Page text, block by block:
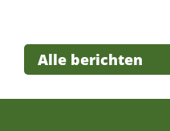
Alle berichten